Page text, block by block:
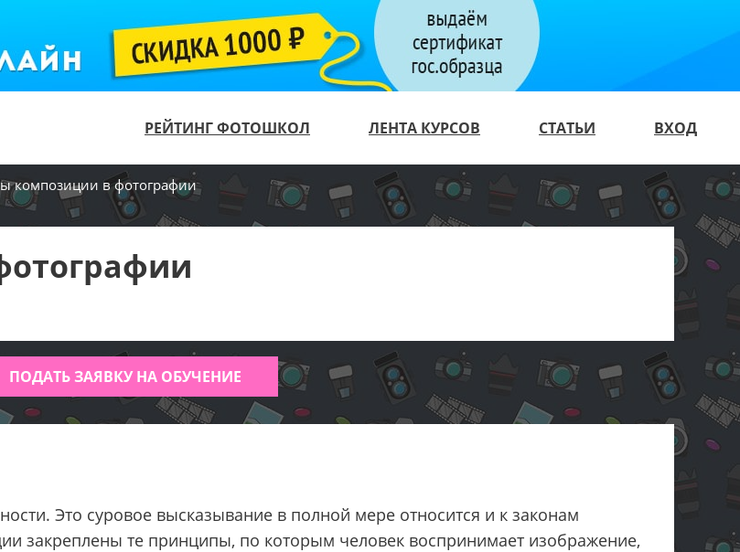
РЕЙТИНГ ФОТОШКОЛ ЛЕНТА КУРСОВ СТАТЬИ ВХОД
композиции в фотографии
ПОДАТЬ ЗАЯВКУ НА ОБУЧЕНИЕ
Это суровое высказывание в полной мере относится и к законам
закреплены те принципы, по которым человек воспринимает изображение,